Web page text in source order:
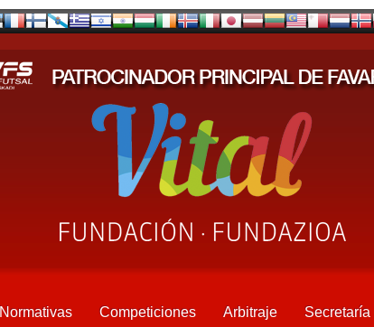
Normativas Competiciones Arbitraje Secretaría